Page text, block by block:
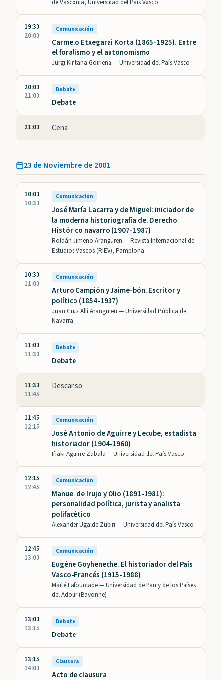
de Vasconia, Universidad del País Vasco
19:30
20:00
Comunicación
Carmelo Etxegarai Korta (1865-1925). Entre
el foralismo y el autonomismo
Jurgi Kintana Goiriena —Universidad del País Vasco
20:00
21:00
Debate
Debate
21:00 Cena
23 de Noviembre de 2001
10:00
10:30
Comunicación
José María Lacarra y de Miguel: iniciador de
la moderna historiografía del Derecho
Histórico navarro (1907-1987)
Roldán Jimeno Aranguren —Revista Internacional de
Estudios Vascos (RIEV), Pamplona
10:30
11:00
Comunicación
Arturo Campión y Jaime-bón. Escritor y
político (1854-1937)
Juan Cruz Alli Aranguren —Universidad Pública de
Navarra
11:00
11:30
Debate
Debate
11:30
11:45
Descanso
11:45
12:15
Comunicación
José Antonio de Aguirre y Lecube, estadista
historiador (1904-1960)
Iñaki Aguirre Zabala —Universidad del País Vasco
12:15
12:45
Comunicación
Manuel de Irujo y Olio (1891-1981):
personalidad política, jurista y analista
polifacético
Alexander Ugalde Zubiri —Universidad del País Vasco
12:45
13:00
Comunicación
Eugéne Goyheneche. El historiador del País
Vasco-Francés (1915-1988)
Maïté Lafourcade —Universidad de Pau y de los Países
del Adour (Bayonne)
13:00
13:15
Debate
Debate
13:15
14:00
Clausura
Acto de clausura